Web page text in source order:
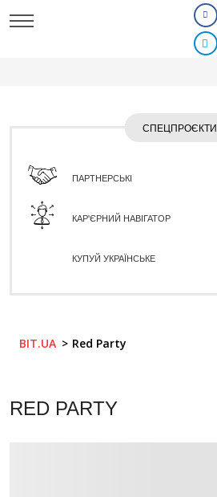
СПЕЦПРОЄКТИ
ПАРТНЕРСЬКІ
КАР'ЄРНИЙ НАВІГАТОР
КУПУЙ УКРАЇНСЬКЕ
BIT.UA Red Party
RED PARTY